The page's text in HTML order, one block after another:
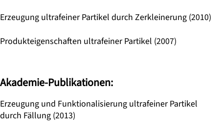
Erzeugung ultrafeiner Partikel durch Zerkleinerung (2010)
Produkteigenschaften ultrafeiner Partikel (2007)
Akademie-Publikationen:
Erzeugung und Funktionalisierung ultrafeiner Partikel
durch Fällung (2013)